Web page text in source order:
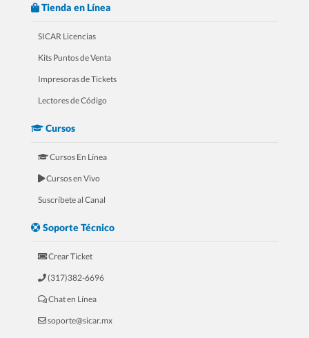
Tienda en Línea
SICAR Licencias
Kits Puntos de Venta
Impresoras de Tickets
Lectores de Código
Cursos
Cursos En Línea
Cursos en Vivo
Suscríbete al Canal
Soporte Técnico
Crear Ticket
(317)382-6696
Chat en Línea
soporte@sicar.mx